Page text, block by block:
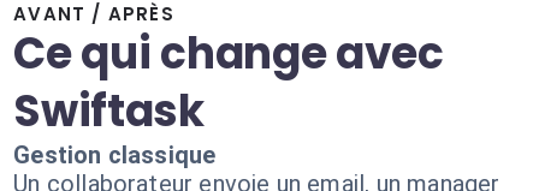
AVANT / APRÈS
Ce qui change avec
Swiftask
Gestion classique
Un collaborateur envoie un email, un manager